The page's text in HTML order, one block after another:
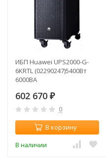
ИБП Huawei UPS2000-G-
6KRTL (02290247)5400Вт
6000ВА
602 670 ₽
0
В корзину
В наличии